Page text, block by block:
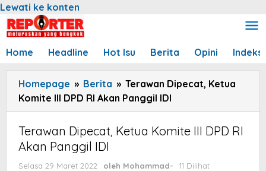
Lewati ke konten
Home Headline Hot Isu Berita Opini Indeks
Homepage » Berita » Terawan Dipecat, Ketua
Komite III DPD RI Akan Panggil IDI
Terawan Dipecat, Ketua Komite III DPD RI
Akan Panggil IDI
Selasa 29 Maret 2022 oleh Mohammad-
11 Dilihat